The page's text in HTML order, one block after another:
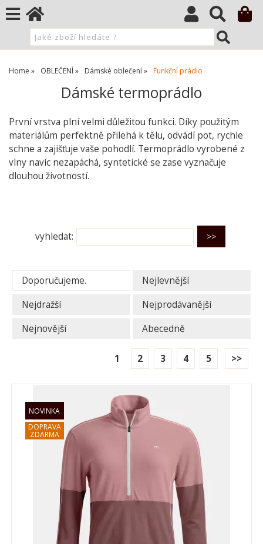
Home OBLEČENÍ Dámské oblečení Funkční prádlo
Dámské termoprádlo
První vrstva plní velmi důležitou funkci. Díky použitým
materiálům perfektně přilehá k tělu, odvádí pot, rychle
schne a zajišťuje vaše pohodlí. Termoprádlo vyrobené z
vlny navíc nezapáchá, syntetické se zase vyznačuje
dlouhou životností.
vyhledat:
Doporučujeme.
Nejlevnější
Nejdražší
Nejprodávanější
Nejnovější
Abecedně
1 2 3 4 5 >>